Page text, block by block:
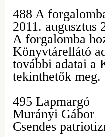
488 A
2011. augusztus
A forgalomba
Könyvtárellátó
további adatai a
tekinthetők meg.
495 Lapmargó
Murányi Gábor
Csendes